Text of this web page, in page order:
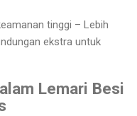
tinggi – Lebih
ekstra untuk
Lemari Besi